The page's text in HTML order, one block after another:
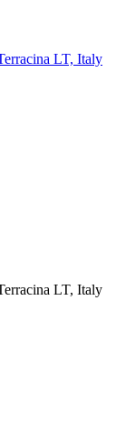
LT, Italy
LT, Italy